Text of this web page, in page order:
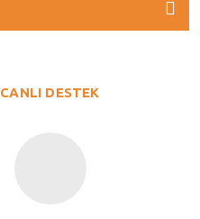
CANLI DESTEK